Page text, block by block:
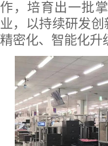
作，培育出一批
业，以持续研发
精密化、智能化升